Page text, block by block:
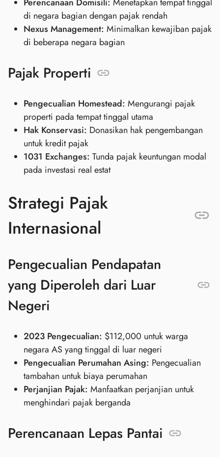
di negara bagian dengan pajak rendah
Nexus Management: Minimalkan kewajiban pajak
di beberapa negara bagian
Pajak Properti
Pengecualian Homestead: Mengurangi pajak
properti pada tempat tinggal utama
Hak Konservasi: Donasikan hak pengembangan
untuk kredit pajak
1031 Exchanges: Tunda pajak keuntungan modal
pada investasi real estat
Strategi Pajak
Internasional
Pengecualian Pendapatan
yang Diperoleh dari Luar
Negeri
2023 Pengecualian: $112,000 untuk warga
negara AS yang tinggal di luar negeri
Pengecualian Perumahan Asing: Pengecualian
tambahan untuk biaya perumahan
Perjanjian Pajak: Manfaatkan perjanjian untuk
menghindari pajak berganda
Perencanaan Lepas Pantai